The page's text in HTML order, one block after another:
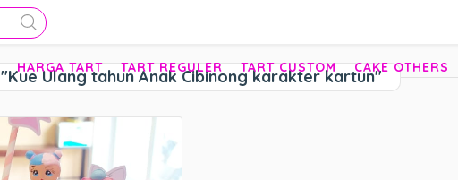
HARGA TART TART REGULER TART CUSTOM CAKE OTHERS
"Kue Ulang tahun Anak Cibinong karakter kartun"